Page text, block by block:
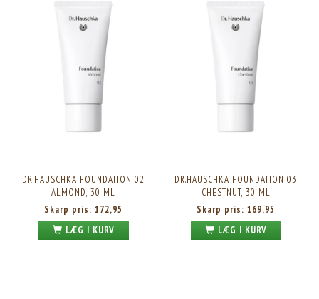
DR.HAUSCHKA FOUNDATION 02
ALMOND, 30 ML
Skarp pris: 172,95
LÆG I KURV
DR.HAUSCHKA FOUNDATION 03
CHESTNUT, 30 ML
Skarp pris: 169,95
LÆG I KURV